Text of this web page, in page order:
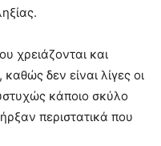
χρειάζονται και
δεν είναι λίγες οι
κάποιο σκύλο
περιστατικά που